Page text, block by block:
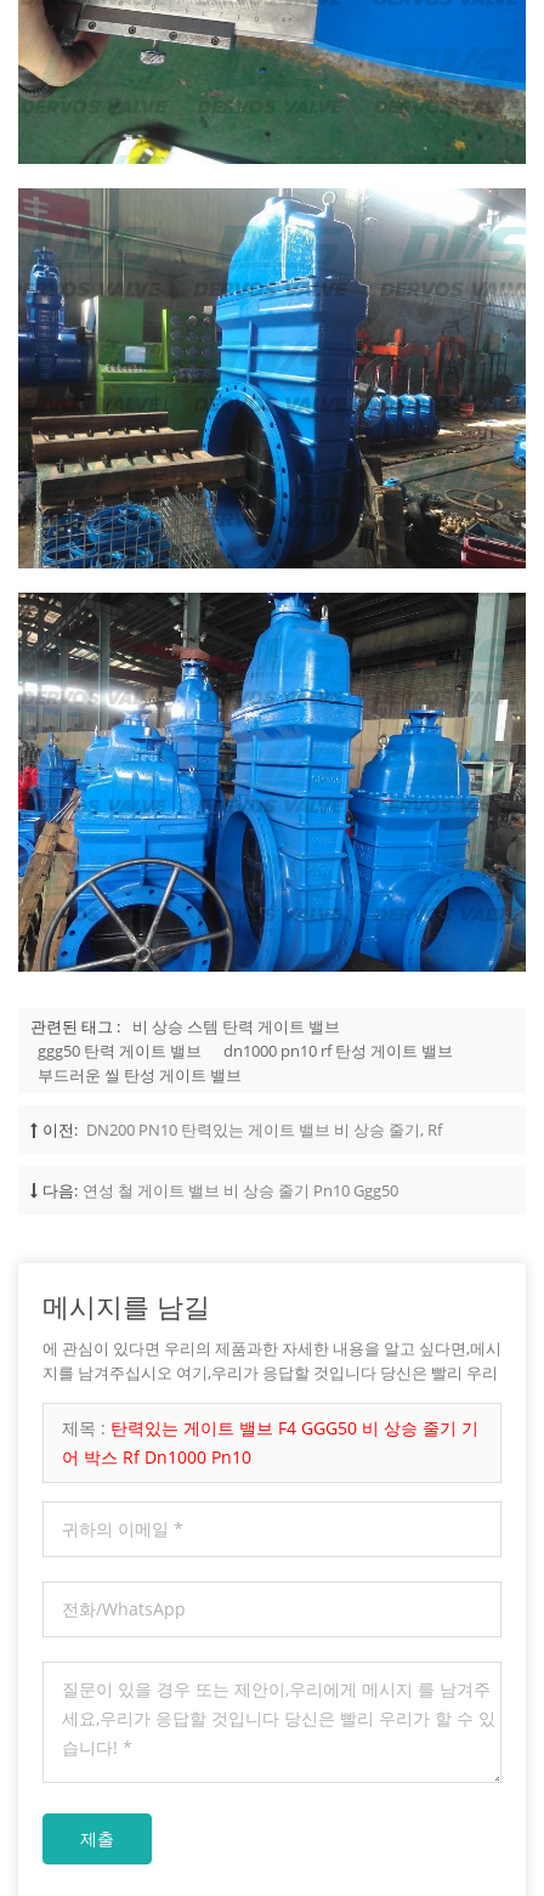
관련된 태그 :
비 상승 스템 탄력 게이트 밸브
ggg50 탄력 게이트 밸브
dn1000 pn10 rf 탄성 게이트 밸브
부드러운 씰 탄성 게이트 밸브
이전: DN200 PN10 탄력있는 게이트 밸브 비 상승 줄기, Rf
다음: 연성 철 게이트 밸브 비 상승 줄기 Pn10 Ggg50
메시지를 남길
에 관심이 있다면 우리의 제품과한 자세한 내용을 알고 싶다면,메시
지를 남겨주십시오 여기,우리가 응답할 것입니다 당신은 빨리 우리
제목 : 탄력있는 게이트 밸브 F4 GGG50 비 상승 줄기 기
어 박스 Rf Dn1000 Pn10